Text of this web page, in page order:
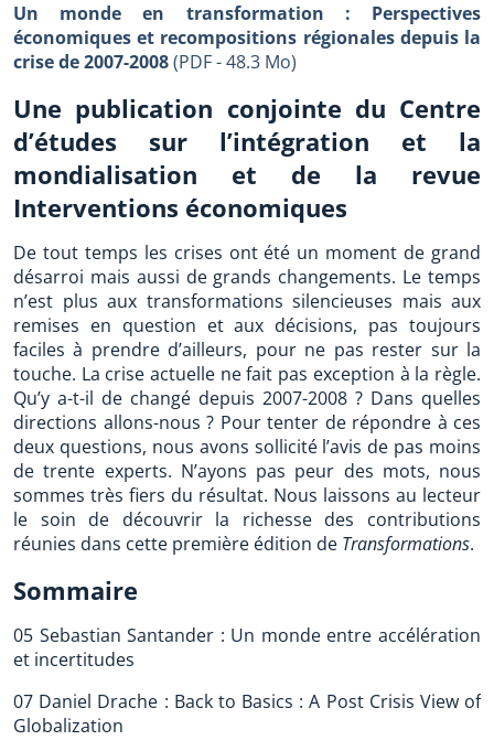
Un monde en transformation : Perspectives
économiques et recompositions régionales depuis la
crise de 2007-2008(PDF - 48.3 Mo)
Une publication conjointe du Centre
d’études sur l’intégration et la
mondialisation et de la revue
Interventions économiques
De tout temps les crises ont été un moment de grand
désarroi mais aussi de grands changements. Le temps
n’est plus aux transformations silencieuses mais aux
remises en question et aux décisions, pas toujours
faciles à prendre d’ailleurs, pour ne pas rester sur la
touche. La crise actuelle ne fait pas exception à la règle.
Qu’y a-t-il de changé depuis 2007-2008 ? Dans quelles
directions allons-nous ? Pour tenter de répondre à ces
deux questions, nous avons sollicité l’avis de pas moins
de trente experts. N’ayons pas peur des mots, nous
sommes très fiers du résultat. Nous laissons au lecteur
le soin de découvrir la richesse des contributions
réunies dans cette première édition de Transformations.
Sommaire
05 Sebastian Santander : Un monde entre accélération
et incertitudes
07 Daniel Drache : Back to Basics : A Post Crisis View of
Globalization